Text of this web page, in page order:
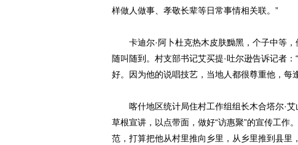
样做人做事、孝敬长辈等日常事情相关联。”
卡迪尔·阿卜杜克热木皮肤黝黑，个子中等，
随叫随到。村支部书记艾买提·吐尔逊告诉记者
好。因为他的说唱技艺，当地人都很尊重他，每
喀什地区统计局住村工作组组长木合塔尔·艾
草根宣讲，以点带面，做好“访惠聚”的宣传工作
范，打算把他从村里推向乡里，从乡里推到县里
动物系恋人啊 | 钟欣潼体验爱